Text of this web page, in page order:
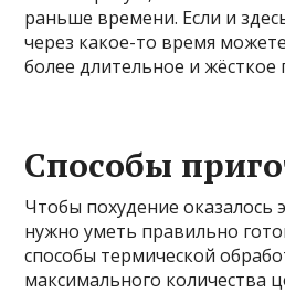
раньше времени. Если и
через какое-то время
более длительное и жёсткое
Способы
Чтобы похудение оказалось
нужно уметь правильно
способы термической
максимального количества